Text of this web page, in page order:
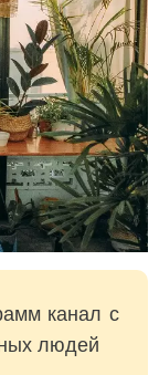
канал с
людей